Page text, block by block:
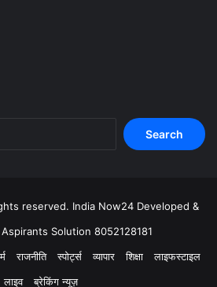
reserved. India Now24 Developed &
Solution 8052128181
राजनीति स्पोर्ट्स व्यापार शिक्षा
लाइफस्टाइल
लाइव
ब्रेकिंग न्यूज़